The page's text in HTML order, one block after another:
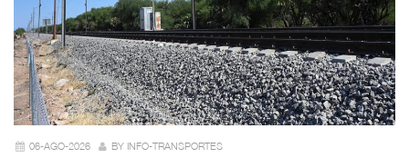
06-AGO-2026 BY INFO-TRANSPORTES